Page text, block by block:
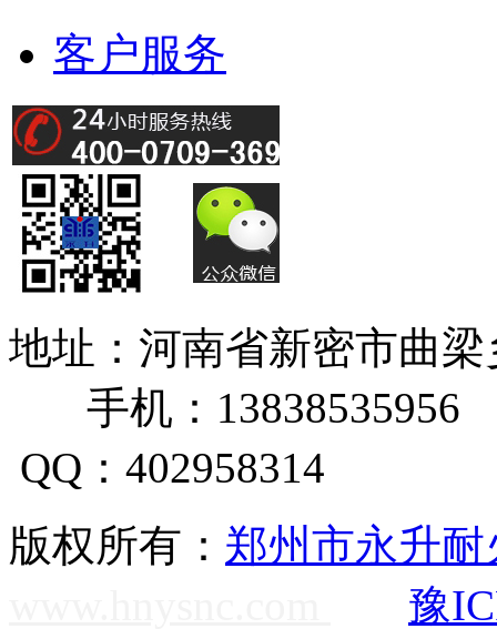
客户服务
地址：河南省新密市
手机：
QQ：402958314
版权所有： 郑州市永升
豫